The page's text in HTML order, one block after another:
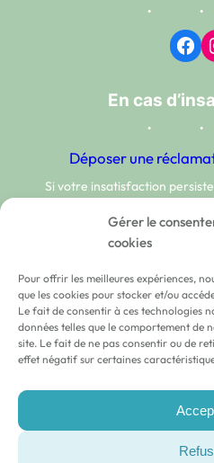
Gérer le
cookies
Pour offrir les meilleures expériences,
que les cookies pour stocker et/ou
Le fait de consentir à ces technologies
données telles que le comportement de
site. Le fait de ne pas consentir ou de
effet négatif sur certaines
Facebook
En cas
Déposer une
Si votre insatisfaction